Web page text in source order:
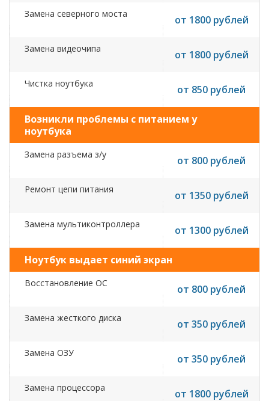
Замена северного моста от 1800 рублей
Замена видеочипа от 1800 рублей
Чистка ноутбука от 850 рублей
Возникли проблемы с питанием у
ноутбука
Замена разъема з/у от 800 рублей
Ремонт цепи питания от 1350 рублей
Замена мультиконтроллера от 1300 рублей
Ноутбук выдает синий экран
Восстановление ОС от 800 рублей
Замена жесткого диска от 350 рублей
Замена ОЗУ от 350 рублей
Замена процессора от 1800 рублей